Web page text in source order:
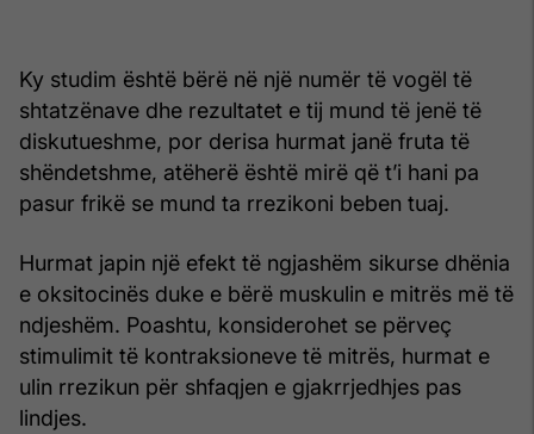
Ky studim është bërë në një numër të vogël të
shtatzënave dhe rezultatet e tij mund të jenë të
diskutueshme, por derisa hurmat janë fruta të
shëndetshme, atëherë është mirë që t’i hani pa
pasur frikë se mund ta rrezikoni beben tuaj.
Hurmat japin një efekt të ngjashëm sikurse dhënia
e oksitocinës duke e bërë muskulin e mitrës më të
ndjeshëm. Poashtu, konsiderohet se përveç
stimulimit të kontraksioneve të mitrës, hurmat e
ulin rrezikun për shfaqjen e gjakrrjedhjes pas
lindjes.